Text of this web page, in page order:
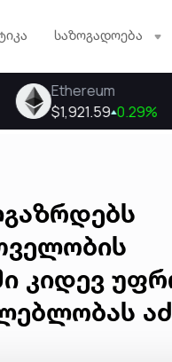
საზოგადოება
კიდევ